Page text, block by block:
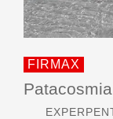
FIRMAX